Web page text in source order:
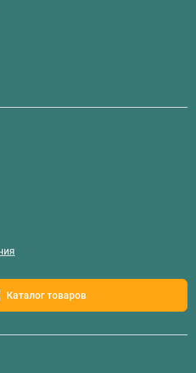
Каталог товаров